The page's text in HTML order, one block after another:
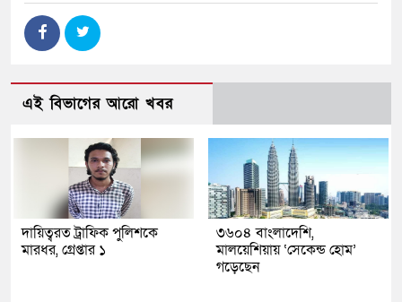
এই বিভাগের আরো খবর
দায়িত্বরত ট্রাফিক পুলিশকে
মারধর, গ্রেপ্তার ১
৩৬০৪ বাংলাদেশি,
মালয়েশিয়ায় ‘সেকেন্ড হোম’
গড়েছেন